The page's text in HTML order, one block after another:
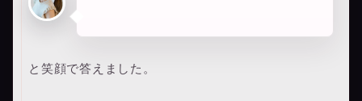
と笑顔で答えました。